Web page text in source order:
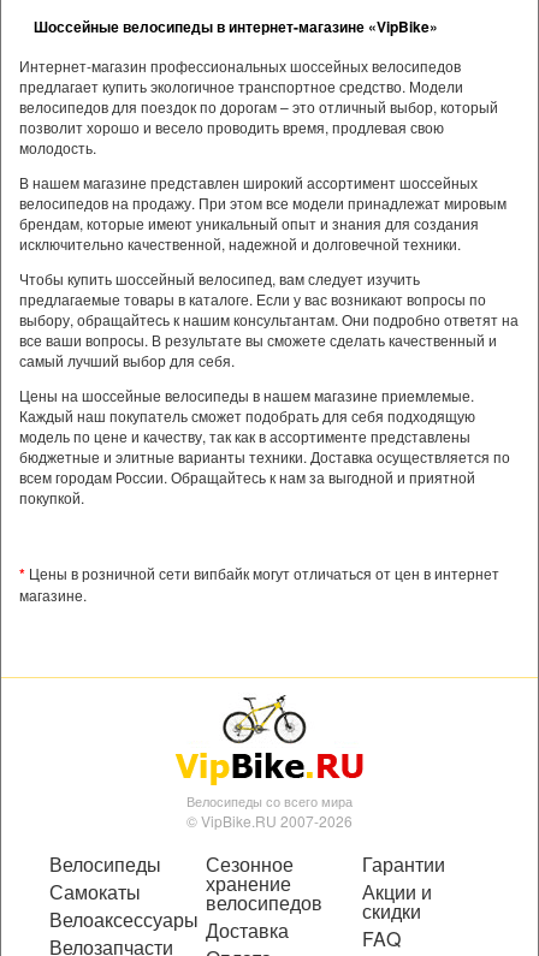
Шоссейные велосипеды в интернет-магазине «VipBike»
Интернет-магазин профессиональных шоссейных велосипедов
предлагает купить экологичное транспортное средство. Модели
велосипедов для поездок по дорогам – это отличный выбор, который
позволит хорошо и весело проводить время, продлевая свою
молодость.
В нашем магазине представлен широкий ассортимент шоссейных
велосипедов на продажу. При этом все модели принадлежат мировым
брендам, которые имеют уникальный опыт и знания для создания
исключительно качественной, надежной и долговечной техники.
Чтобы купить шоссейный велосипед, вам следует изучить
предлагаемые товары в каталоге. Если у вас возникают вопросы по
выбору, обращайтесь к нашим консультантам. Они подробно ответят на
все ваши вопросы. В результате вы сможете сделать качественный и
самый лучший выбор для себя.
Цены на шоссейные велосипеды в нашем магазине приемлемые.
Каждый наш покупатель сможет подобрать для себя подходящую
модель по цене и качеству, так как в ассортименте представлены
бюджетные и элитные варианты техники. Доставка осуществляется по
всем городам России. Обращайтесь к нам за выгодной и приятной
покупкой.
* Цены в розничной сети випбайк могут отличаться от цен в интернет
магазине.
Велосипеды со всего мира
© VipBike.RU 2007-2026
Велосипеды
Самокаты
Велоаксессуары
Велозапчасти
Сезонное
хранение
велосипедов
Доставка
Гарантии
Акции и
скидки
FAQ